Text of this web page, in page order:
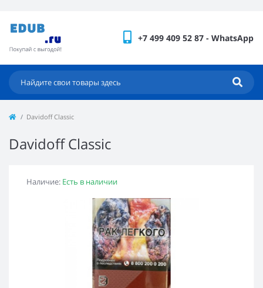
+7 499 409 52 87 - WhatsApp
Davidoff Classic
Davidoff Classic
Наличие: Есть в наличии